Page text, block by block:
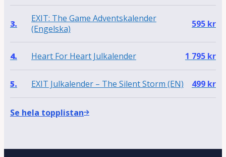
3.
EXIT: The Game Adventskalender
(Engelska)
595 kr
4. Heart For Heart Julkalender 1 795 kr
5. EXIT Julkalender – The Silent Storm (EN) 499 kr
Se hela topplistan